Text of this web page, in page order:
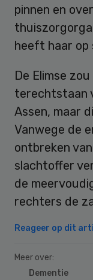
pinnen en
heeft haar op
De Elimse
terechtstaan
Assen, maar
Vanwege de
ontbreken
slachtoffer
de
rechters de
Reageer op dit
Meer over:
Dementie